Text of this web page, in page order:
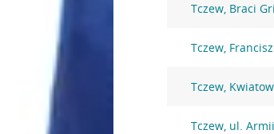
Tczew, Braci
Tczew,
Tczew,
Tczew, ul.